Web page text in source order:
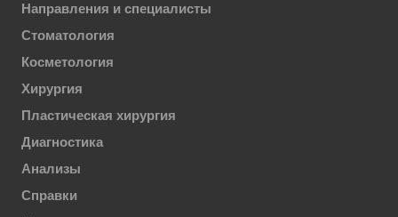
Направления и специалисты
Стоматология
Косметология
Хирургия
Пластическая хирургия
Диагностика
Анализы
Справки